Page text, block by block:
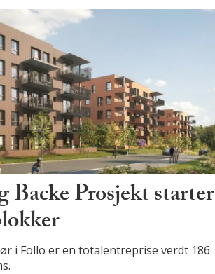
Backe Prosjekt starter
i Follo er en totalentreprise verdt 186